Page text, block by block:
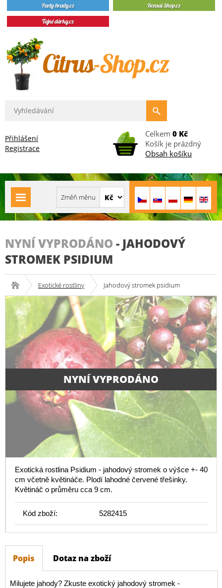
Přihlášení
Registrace
Celkem 0 Kč
Košík je prázdný
Obsah košíku
NYNÍ VYPRODÁNO - JAHODOVÝ
STROMEK PSIDIUM
Exotické rostliny Jahodový stromek psidium
NYNÍ VYPRODÁNO
Exotická rostlina Psidium - jahodový stromek o výšce +- 40
cm včetně květináče. Plodí lahodné červené třešinky.
Květináč o průměru cca 9 cm.
Kód zboží: 5282415
Popis Dotaz na zboží
Milujete jahody? Zkuste exotický jahodový stromek -